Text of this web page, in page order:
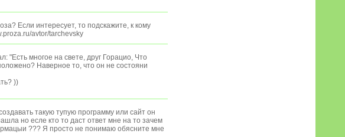
Если интересует, то подскажите, к кому
avtor/tarchevsky
"Есть многое на свете, друг Горацио, Что
Наверное то, что он не состояни
))
такую тупую программу или сайт он
но есле кто то даст ответ мне на то зачем
??? Я просто не понимаю обясните мне